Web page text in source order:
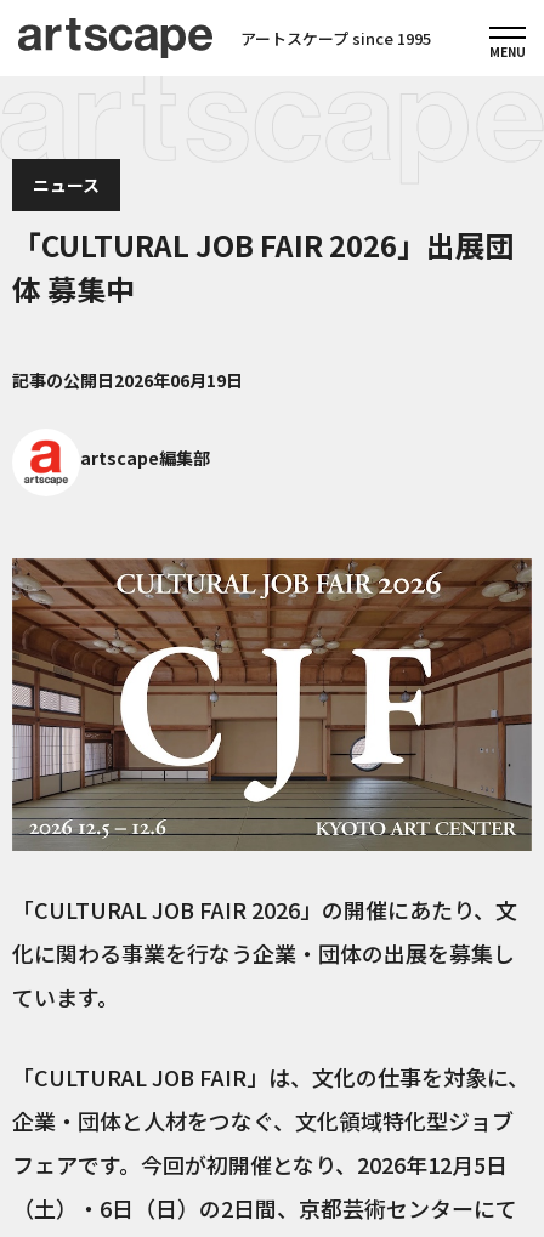
アートスケープ since 1995
ニュース
「CULTURAL JOB FAIR 2026」出展団
体 募集中
記事の公開日2026年06月19日
artscape編集部
「CULTURAL JOB FAIR 2026」の開催にあたり、文
化に関わる事業を行なう企業・団体の出展を募集し
ています。
「CULTURAL JOB FAIR」は、文化の仕事を対象に、
企業・団体と人材をつなぐ、文化領域特化型ジョブ
フェアです。今回が初開催となり、2026年12月5日
（土）・6日（日）の2日間、京都芸術センターにて